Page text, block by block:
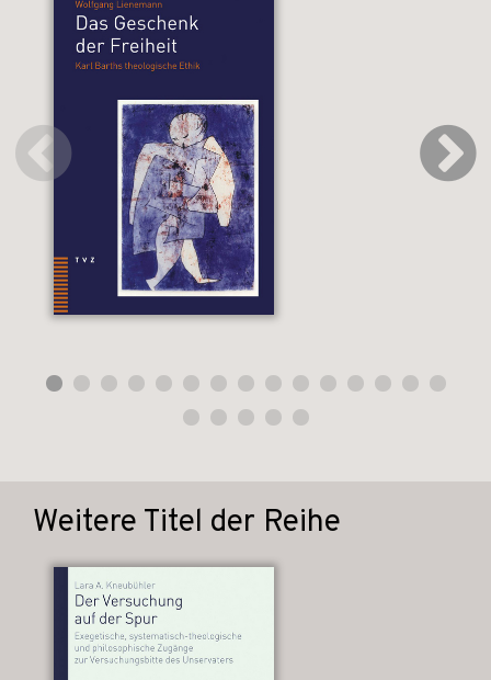
Weitere Titel der Reihe